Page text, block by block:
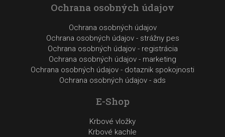
Ochrana osobných údajov
Ochrana osobných údajov
Ochrana osobných údajov - strážny pes
Ochrana osobných údajov - registrácia
Ochrana osobných údajov - marketing
Ochrana osobných údajov - dotaznik spokojnosti
Ochrana osobných údajov - ads
E-Shop
Krbové vložky
Krbové kachle